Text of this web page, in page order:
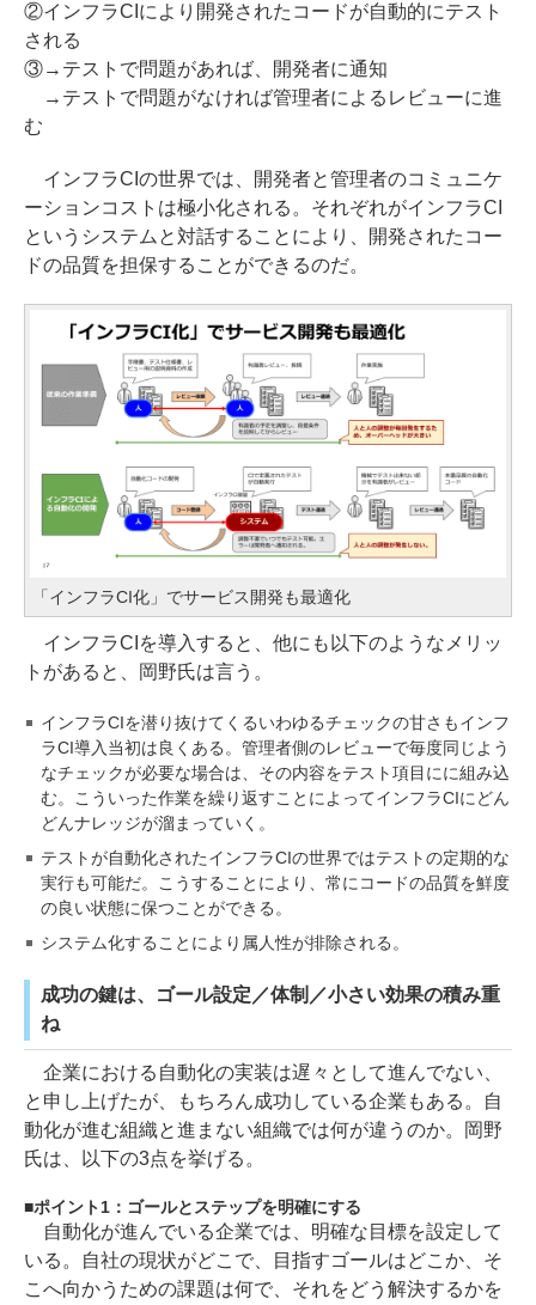
②インフラCIにより開発されたコードが自動的にテスト
される
③→テストで問題があれば、開発者に通知
→テストで問題がなければ管理者によるレビューに進
む
インフラCIの世界では、開発者と管理者のコミュニケ
ーションコストは極小化される。それぞれがインフラCI
というシステムと対話することにより、開発されたコー
ドの品質を担保することができるのだ。
「インフラCI化」でサービス開発も最適化
インフラCIを導入すると、他にも以下のようなメリッ
トがあると、岡野氏は言う。
インフラCIを潜り抜けてくるいわゆるチェックの甘さもインフ
ラCI導入当初は良くある。管理者側のレビューで毎度同じよう
なチェックが必要な場合は、その内容をテスト項目にに組み込
む。こういった作業を繰り返すことによってインフラCIにどん
どんナレッジが溜まっていく。
テストが自動化されたインフラCIの世界ではテストの定期的な
実行も可能だ。こうすることにより、常にコードの品質を鮮度
の良い状態に保つことができる。
システム化することにより属人性が排除される。
成功の鍵は、ゴール設定／体制／小さい効果の積み重
ね
企業における自動化の実装は遅々として進んでない、
と申し上げたが、もちろん成功している企業もある。自
動化が進む組織と進まない組織では何が違うのか。岡野
氏は、以下の3点を挙げる。
ポイント1：ゴールとステップを明確にする
自動化が進んでいる企業では、明確な目標を設定して
いる。自社の現状がどこで、目指すゴールはどこか、そ
こへ向かうための課題は何で、それをどう解決するかを